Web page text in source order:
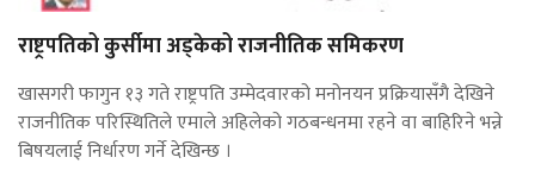
राष्ट्रपतिको कुर्सीमा अड्केको राजनीतिक समिकरण
खासगरी फागुन १३ गते राष्ट्रपति उम्मेदवारको मनोनयन प्रक्रियासँगै देखिने
राजनीतिक परिस्थितिले एमाले अहिलेको गठबन्धनमा रहने वा बाहिरिने भन्ने
बिषयलाई निर्धारण गर्ने देखिन्छ ।